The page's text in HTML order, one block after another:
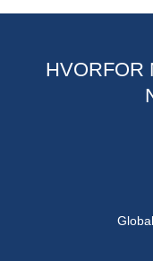
HVORFOR